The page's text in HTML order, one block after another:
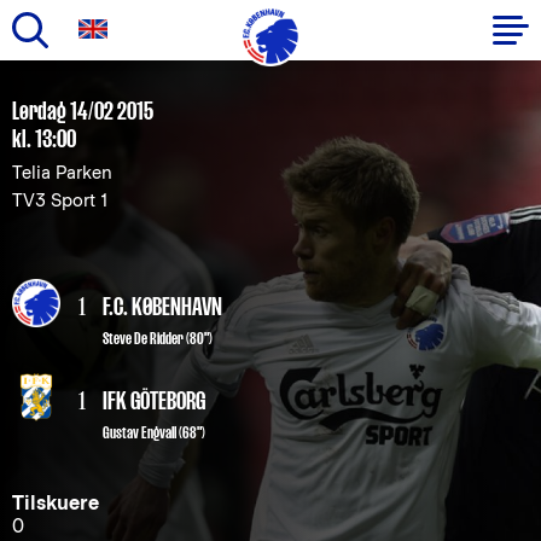
til
hovedindhold
Primær
navigation
Lørdag 14/02 2015
kl. 13:00
Telia Parken
TV3 Sport 1
1 F.C. KØBENHAVN
Steve De Ridder(80")
1 IFK GÖTEBORG
Gustav Engvall (68")
Tilskuere
0